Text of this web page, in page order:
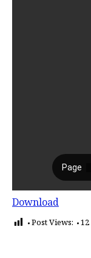
Download
Post Views: 12